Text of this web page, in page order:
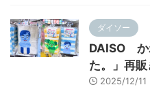
ダイソー
DAISO か
た。」再販
2025/12/11